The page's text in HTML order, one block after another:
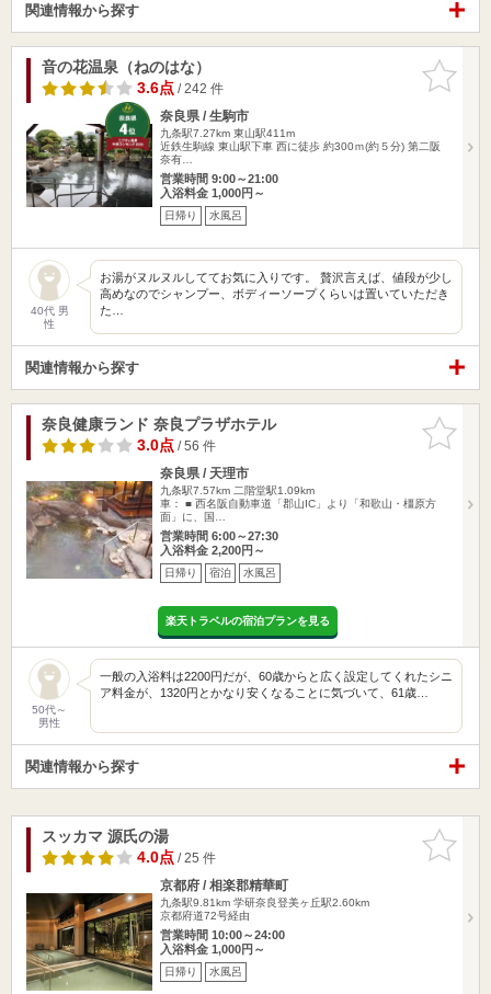
関連情報から探す
お気に入
りに追加
音の花温泉（ねのはな）
3.6点/ 242 件
奈良県 / 生駒市
九条駅7.27km 東山駅411m
近鉄生駒線 東山駅下車 西に徒歩 約300ｍ(約５分) 第二阪
奈有…
営業時間 9:00～21:00
入浴料金 1,000円～
日帰り 水風呂
40代 男
性
お湯がヌルヌルしててお気に入りです。 贅沢言えば、値段が少し
高めなのでシャンプー、ボディーソープくらいは置いていただき
た…
関連情報から探す
お気に入
りに追加
奈良健康ランド 奈良プラザホテル
3.0点/ 56 件
奈良県 / 天理市
九条駅7.57km 二階堂駅1.09km
車： ■ 西名阪自動車道「郡山IC」より「和歌山・橿原方
面」に、国…
営業時間 6:00～27:30
入浴料金 2,200円～
日帰り 宿泊 水風呂
楽天トラベルの宿泊プランを見る
50代～
男性
一般の入浴料は2200円だが、60歳からと広く設定してくれたシニ
ア料金が、1320円とかなり安くなることに気づいて、61歳…
関連情報から探す
お気に入
りに追加
スッカマ 源氏の湯
4.0点/ 25 件
京都府 / 相楽郡精華町
九条駅9.81km 学研奈良登美ヶ丘駅2.60km
京都府道72号経由
営業時間 10:00～24:00
入浴料金 1,000円～
日帰り 水風呂